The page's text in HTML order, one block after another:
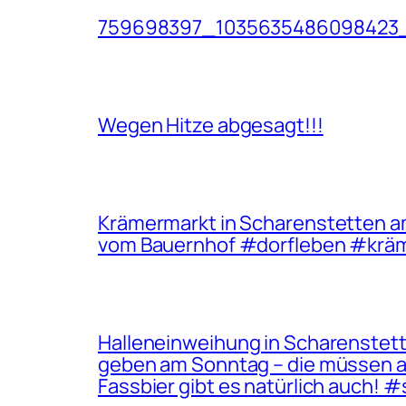
Wegen Hitze abgesagt!!!
Krämermarkt in Scharenstetten
vom Bauernhof #dorfleben
Halleneinweihung in
geben am Sonntag – die müssen
Fassbier gibt es natürlich auch!